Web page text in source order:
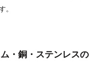
。
・銅・ステンレスの